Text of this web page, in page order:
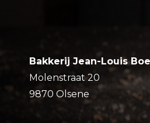
Bakkerij Jean-Louis
Molenstraat 20
9870 Olsene